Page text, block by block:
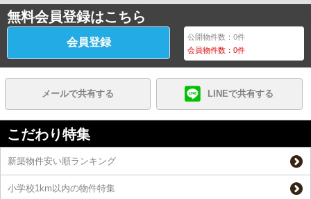
無料会員登録はこちら
会員登録 公開物件数：0件
会員物件数：0件
メールで共有する LINEで共有する
こだわり特集
新築物件安い順ランキング
小学校1km以内の物件特集